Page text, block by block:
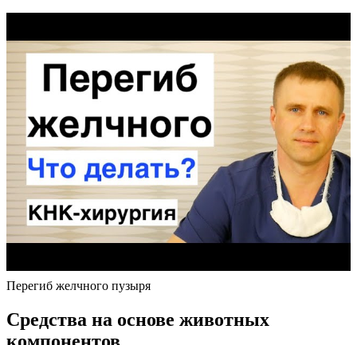
Перегиб желчного пузыря
Средства на основе животных
компонентов